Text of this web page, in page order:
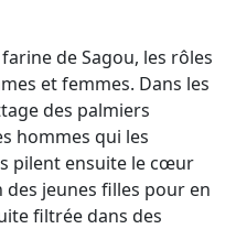
de Sagou, les rôles
et femmes. Dans les
des palmiers
hommes qui les
pilent ensuite le cœur
jeunes filles pour en
filtrée dans des